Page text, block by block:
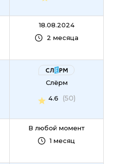
18.08.2024
2 месяца
Слёрм
4.6
(50)
В любой момент
1 месяц